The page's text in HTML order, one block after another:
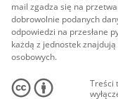
mail zgadza się na
dobrowolnie podanych
odpowiedzi na przesłane
każdą z jednostek
osobowych.
Treści